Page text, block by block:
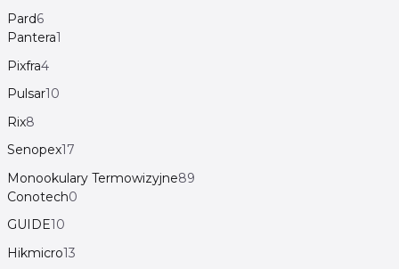
Pard6
Pantera1
Pixfra4
Pulsar10
Rix8
Senopex17
Monookulary Termowizyjne89
Conotech0
GUIDE10
Hikmicro13